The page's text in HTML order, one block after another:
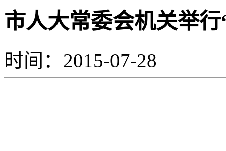
市人大常委会机关举
时间：2015-07-28